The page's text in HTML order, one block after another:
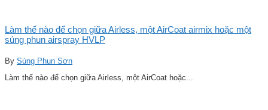
Làm thế nào để chọn giữa Airless, một AirCoat airmix hoặc một
súng phun airspray HVLP
By Súng Phun Sơn
Làm thế nào để chọn giữa Airless, một AirCoat hoặc...